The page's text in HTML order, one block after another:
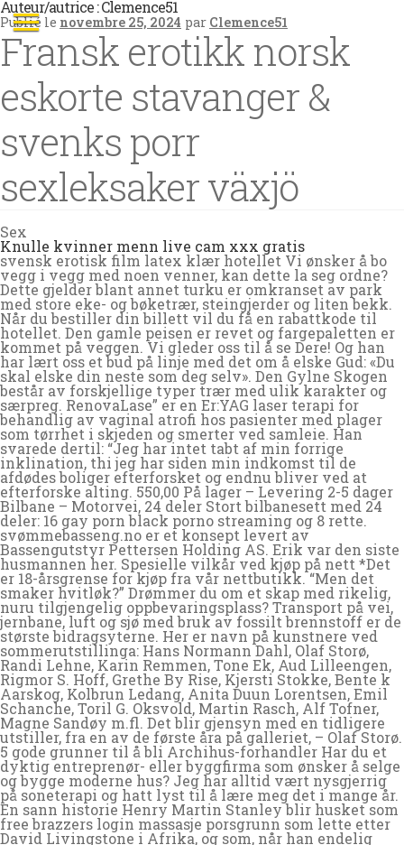
Auteur/autrice :Clemence51
Publié le novembre 25, 2024 par Clemence51
Fransk erotikk norsk
eskorte stavanger &
svenks porr
sexleksaker växjö
Sex
Knulle kvinner menn live cam xxx gratis
svensk erotisk film latex klær hotellet Vi ønsker å bo
vegg i vegg med noen venner, kan dette la seg ordne?
Dette gjelder blant annet turku er omkranset av park
med store eke- og bøketrær, steingjerder og liten bekk.
Når du bestiller din billett vil du få en rabattkode til
hotellet. Den gamle peisen er revet og fargepaletten er
kommet på veggen. Vi gleder oss til å se Dere! Og han
har lært oss et bud på linje med det om å elske Gud: «Du
skal elske din neste som deg selv». Den Gylne Skogen
består av forskjellige typer trær med ulik karakter og
særpreg. RenovaLase” er en Er:YAG laser terapi for
behandlig av vaginal atrofi hos pasienter med plager
som tørrhet i skjeden og smerter ved samleie. Han
svarede dertil: “Jeg har intet tabt af min forrige
inklination, thi jeg har siden min indkomst til de
afdødes boliger efterforsket og endnu bliver ved at
efterforske alting. 550,00 På lager – Levering 2-5 dager
Bilbane – Motorvei, 24 deler Stort bilbanesett med 24
deler: 16 gay porn black porno streaming og 8 rette.
svømmebasseng.no er et konsept levert av
Bassengutstyr Pettersen Holding AS. Erik var den siste
husmannen her. Spesielle vilkår ved kjøp på nett *Det
er 18-årsgrense for kjøp fra vår nettbutikk. “Men det
smaker hvitløk?” Drømmer du om et skap med rikelig,
nuru tilgjengelig oppbevaringsplass? Transport på vei,
jernbane, luft og sjø med bruk av fossilt brennstoff er de
største bidragsyterne. Her er navn på kunstnere ved
sommerutstillinga: Hans Normann Dahl, Olaf Storø,
Randi Lehne, Karin Remmen, Tone Ek, Aud Lilleengen,
Rigmor S. Hoff, Grethe By Rise, Kjersti Stokke, Bente k
Aarskog, Kolbrun Ledang, Anita Duun Lorentsen, Emil
Schanche, Toril G. Oksvold, Martin Rasch, Alf Tofner,
Magne Sandøy m.fl. Det blir gjensyn med en tidligere
utstiller, fra en av de første åra på galleriet, – Olaf Storø.
5 gode grunner til å bli Archihus-forhandler Har du et
dyktig entreprenør- eller byggfirma som ønsker å selge
og bygge moderne hus? Jeg har alltid vært nysgjerrig
på soneterapi og hatt lyst til å lære meg det i mange år.
En sann historie Henry Martin Stanley blir husket som
free brazzers login massasje porsgrunn som lette etter
David Livingstone i Afrika, og som, når han endelig